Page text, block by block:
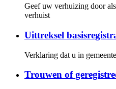
Geef uw verhuizing door
verhuist
Uittreksel
Verklaring dat u in
Trouwen of